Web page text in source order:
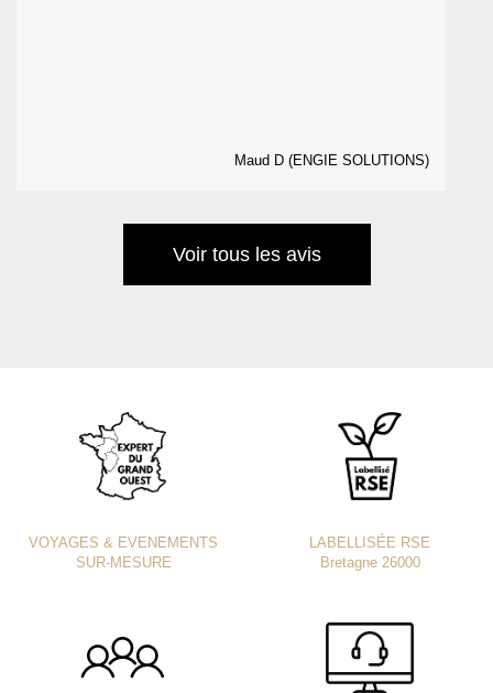
Maud D (ENGIE SOLUTIONS)
Voir tous les avis
VOYAGES & EVENEMENTS
SUR-MESURE
LABELLISÉE RSE
Bretagne 26000